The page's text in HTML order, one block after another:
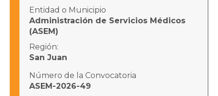
Entidad o Municipio
Administración de Servicios Médicos
(ASEM)
Región:
San Juan
Número de la Convocatoria
ASEM-2026-49